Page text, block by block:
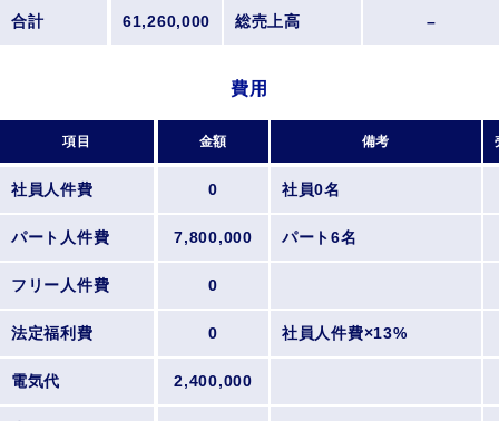
合計 61,260,000 総売上高 –
費用
項目 金額 備考
社員人件費 0 社員0名
パート人件費 7,800,000 パート6名
フリー人件費 0
法定福利費 0 社員人件費×13%
電気代 2,400,000